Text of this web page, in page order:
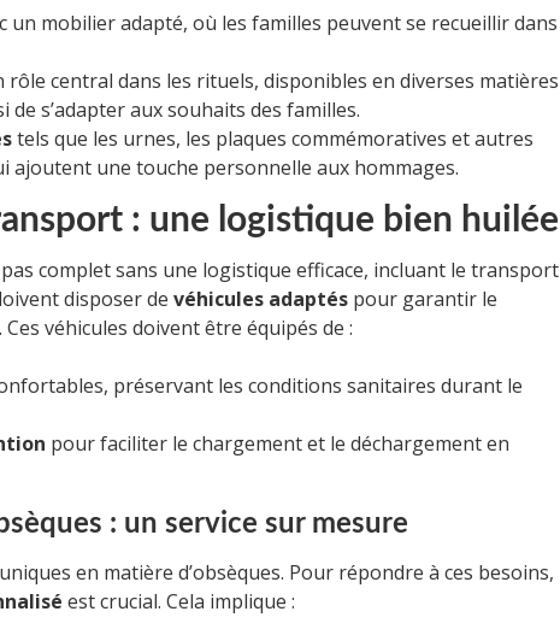
un mobilier adapté, où les familles peuvent se recueillir dans
central dans les rituels, disponibles en diverses matières
s’adapter aux souhaits des familles.
tels que les urnes, les plaques commémoratives et autres
ajoutent une touche personnelle aux hommages.
: une logistique bien huilée
complet sans une logistique efficace, incluant le transport
disposer de véhicules adaptés pour garantir le
véhicules doivent être équipés de :
préservant les conditions sanitaires durant le
pour faciliter le chargement et le déchargement en
: un service sur mesure
en matière d’obsèques. Pour répondre à ces besoins,
est crucial. Cela implique :